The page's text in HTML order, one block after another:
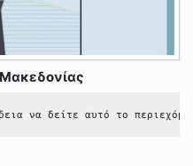
να δείτε αυτό το